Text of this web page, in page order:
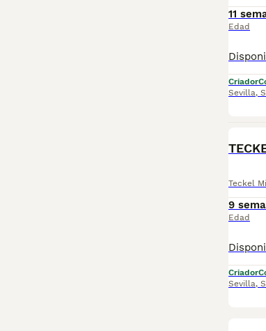
11
Edad
Criador
Sevilla,
Teckel
9
Edad
Criador
Sevilla,